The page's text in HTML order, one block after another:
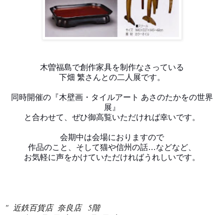
木曽福島で創作家具を制作なさっている
下畑 繁さんとの二人展です。
同時開催の 『木壁画・タイルアート あさのたかをの世界
展』
と合わせて、ぜひ御高覧いただければ幸いです。
会期中は会場におりますので
作品のこと、そして猫や信州の話…などなど、
お気軽に声をかけていただければうれしいです。
" 近鉄百貨店 奈良店 5階